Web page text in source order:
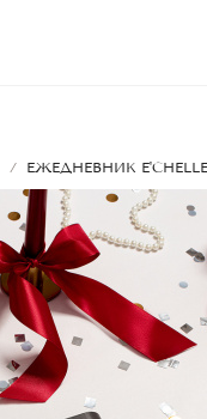
/ ЕЖЕДНЕВНИК E'CHELLE